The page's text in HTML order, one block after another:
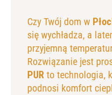
Czy Twój dom w
się wychładza, a
przyjemną
Rozwiązanie jest
PURto technologia,
podnosi komfort